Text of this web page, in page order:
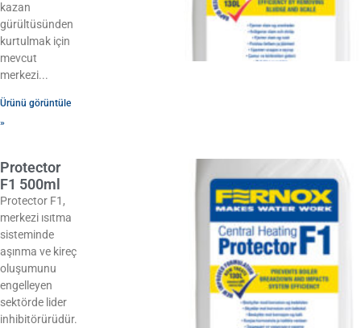
kazan
gürültüsünden
kurtulmak için
mevcut
merkezi
Ürünü görüntüle
»
Protector
F1 500ml
Protector F1,
merkezi ısıtma
sisteminde
aşınma ve kireç
oluşumunu
engelleyen
sektörde lider
inhibitörürüdür.